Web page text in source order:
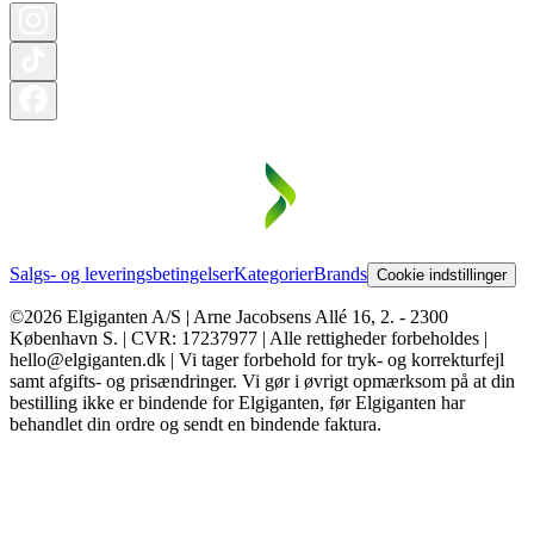
Salgs- og leveringsbetingelserKategorierBrands Cookie indstillinger
©2026 Elgiganten A/S | Arne Jacobsens Allé 16, 2. - 2300
København S. | CVR: 17237977 | Alle rettigheder forbeholdes |
hello@elgiganten.dk | Vi tager forbehold for tryk- og korrekturfejl
samt afgifts- og prisændringer. Vi gør i øvrigt opmærksom på at din
bestilling ikke er bindende for Elgiganten, før Elgiganten har
behandlet din ordre og sendt en bindende faktura.